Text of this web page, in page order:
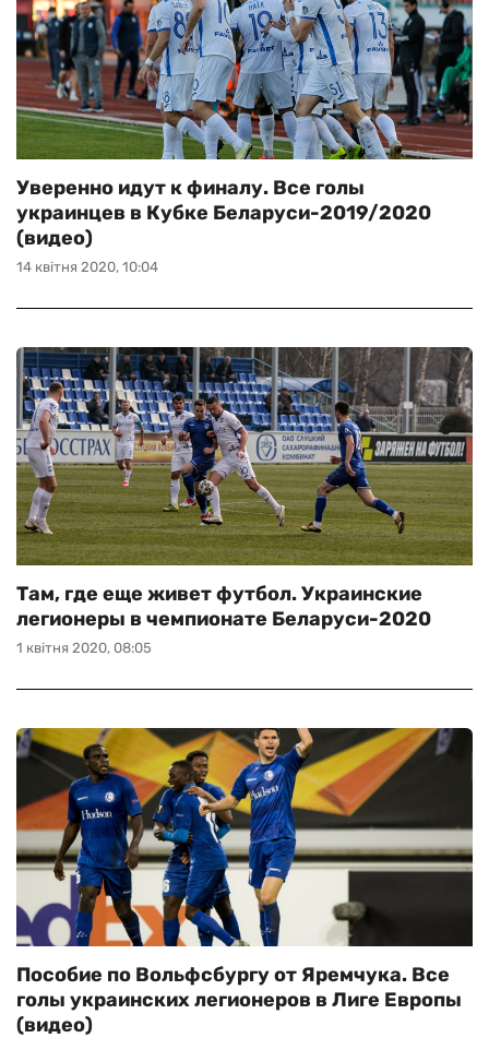
14 квітня 2020, 10:04
Уверенно идут к финалу. Все голы
украинцев в Кубке Беларуси-2019/2020
(видео)
1 квітня 2020, 08:05
Там, где еще живет футбол. Украинские
легионеры в чемпионате Беларуси-2020
Пособие по Вольфсбургу от Яремчука. Все
голы украинских легионеров в Лиге Европы
(видео)